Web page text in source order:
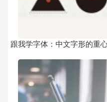
跟我学字体：中文字形的重